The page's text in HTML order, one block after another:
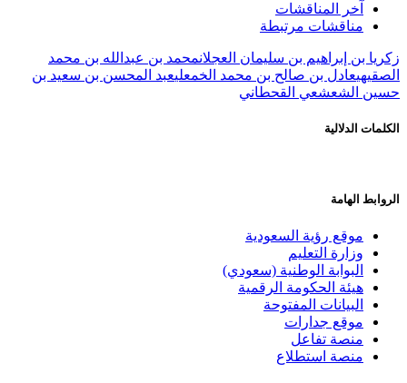
آخر المناقشات
مناقشات مرتبطة
زكريا بن إبراهيم بن سليمان العجلانمحمد بن عبدالله بن محمد
الصقيهيعادل بن صالح بن محمد الخمعليعبد المحسن بن سعيد بن
حسين الشعشعي القحطاني
الكلمات الدلالية
الروابط الهامة
موقع رؤية السعودية
وزارة التعليم
البوابة الوطنية (سعودي)
هيئة الحكومة الرقمية
البيانات المفتوحة
موقع جدارات
منصة تفاعل
منصة استطلاع